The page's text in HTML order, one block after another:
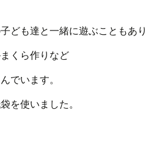
ども達と一緒に遊ぶこともあ
くら作りなど
でいます。
を使いました。